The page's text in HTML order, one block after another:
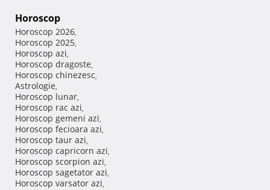
Horoscop
Horoscop 2026,
Horoscop 2025,
Horoscop azi,
Horoscop dragoste,
Horoscop chinezesc,
Astrologie,
Horoscop lunar,
Horoscop rac azi,
Horoscop gemeni azi,
Horoscop fecioara azi,
Horoscop taur azi,
Horoscop capricorn azi,
Horoscop scorpion azi,
Horoscop sagetator azi,
Horoscop varsator azi,